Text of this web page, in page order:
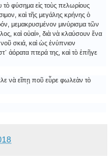
τὸ φύσημα εἰς τοὺς πελωρίους
καὶ τῆς μεγάλης κρήνης ὁ
μεμακρυσμένον μινύρισμα τῶν
καὶ οὐαί», διὰ νὰ κλαύσουν ἕνα
σκιά, καὶ ὡς ἐνύπνιον
ἀόρατα πτερά της, καὶ τὸ ἐπῆγε
νὰ εἴπῃ ποῦ εὗρε φωλεὰν τὸ